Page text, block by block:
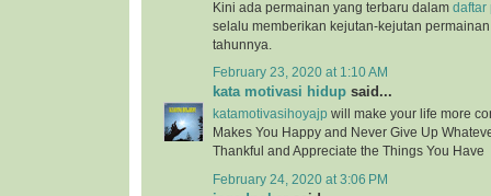
Kini ada permainan yang terbaru dalam daftar
selalu memberikan kejutan-kejutan
tahunnya.
February 23, 2020 at 1:10 AM
kata motivasi hidup said...
katamotivasihoyajp will make your life more
Makes You Happy and Never Give Up
Thankful and Appreciate the Things You Have
February 24, 2020 at 3:06 PM